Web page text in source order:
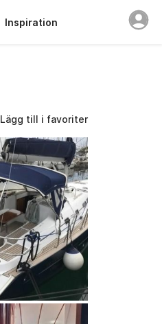
Inspiration
Lägg till i favoriter